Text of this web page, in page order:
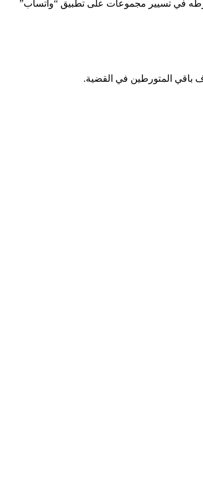
في تسيير مجموعات على تطبيق “واتساب”
باقي المتورطين في القضية.